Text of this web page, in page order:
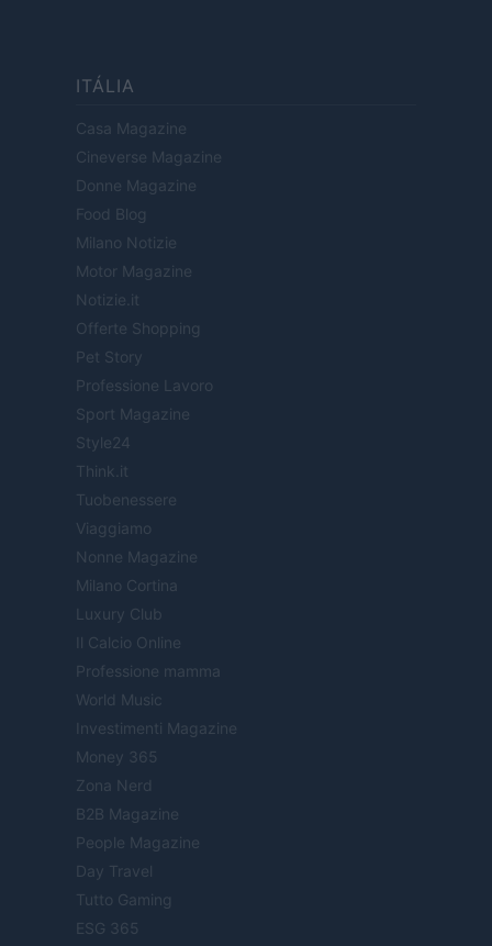
ITÁLIA
Casa Magazine
Cineverse Magazine
Donne Magazine
Food Blog
Milano Notizie
Motor Magazine
Notizie.it
Offerte Shopping
Pet Story
Professione Lavoro
Sport Magazine
Style24
Think.it
Tuobenessere
Viaggiamo
Nonne Magazine
Milano Cortina
Luxury Club
Il Calcio Online
Professione mamma
World Music
Investimenti Magazine
Money 365
Zona Nerd
B2B Magazine
People Magazine
Day Travel
Tutto Gaming
ESG 365